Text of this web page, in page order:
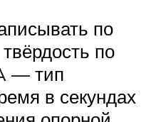
по
по
— тип
в секундах